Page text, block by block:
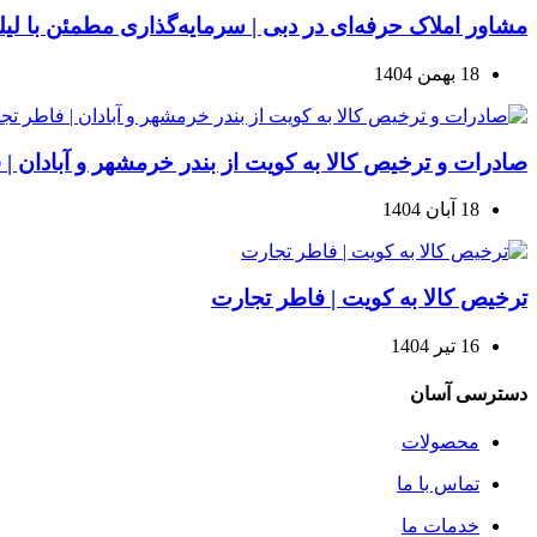
مشاور املاک حرفه‌ای در دبی | سرمایه‌گذاری مطمئن با
18 بهمن 1404
صادرات و ترخیص کالا به کویت از بندر خرمشهر و آبادان
18 آبان 1404
ترخیص کالا به کویت | فاطر تجارت
16 تیر 1404
دسترسی آسان
محصولات
تماس با ما
خدمات ما